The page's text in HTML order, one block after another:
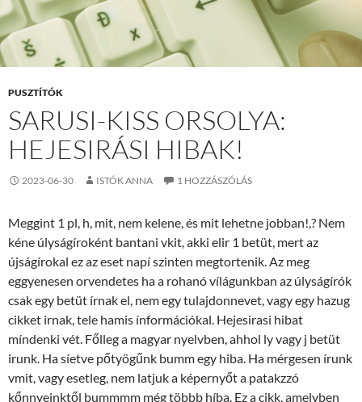
PUSZTÍTÓK
SARUSI-KISS ORSOLYA:
HEJESIRÁSI HIBAK!
2023-06-30 ISTÓK ANNA 1 HOZZÁSZÓLÁS
Meggint 1 pl, h, mit, nem kelene, és mit lehetne jobban!,? Nem
kéne úlyságíroként bantani vkit, akki elir 1 betüt, mert az
újságírokal ez az eset napí szinten megtortenik. Az meg
eggyenesen orvendetes ha a rohanó vílágunkban az úlyságírók
csak egy betüt írnak el, nem egy tulajdonnevet, vagy egy hazug
cikket irnak, tele hamis ínformációkal. Hejesirasi hibat
míndenki vét. Főlleg a magyar nyelvben, ahhol ly vagy j betüt
irunk. Ha síetve pőtyögűnk bumm egy hiba. Ha mérgesen írunk
vmit, vagy esetleg, nem latjuk a képernyőt a patakzzó
kőnnyeinktől bummmm még többb híba. Ez a cikk, amelyben